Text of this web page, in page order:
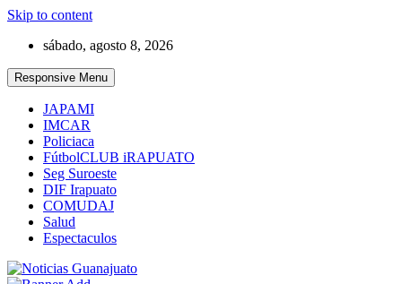
Skip to content
sábado, agosto 8, 2026
Responsive Menu
JAPAMI
IMCAR
Policiaca
FútbolCLUB iRAPUATO
Seg Suroeste
DIF Irapuato
COMUDAJ
Salud
Espectaculos